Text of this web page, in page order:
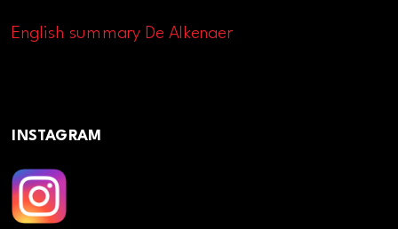
English summary De Alkenaer
INSTAGRAM